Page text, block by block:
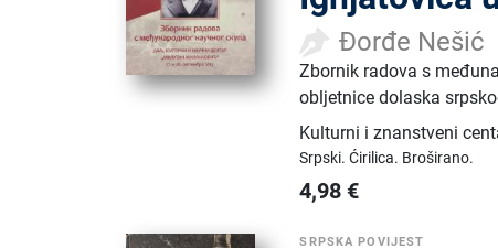
Đorđe Nešić
Zbornik radova s
obljetnice dolaska
Kulturni i znanstveni
Srpski.Ćirilica. Broširano.
4,98 €
SRPSKA POVIJEST